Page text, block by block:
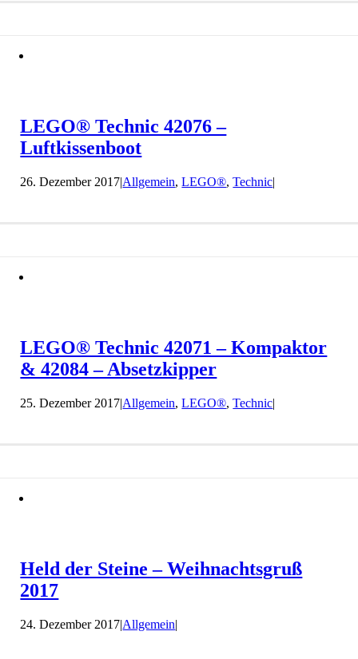
LEGO® Technic 42076 –
Luftkissenboot
26. Dezember 2017|Allgemein,LEGO®,Technic|
LEGO® Technic 42071 – Kompaktor
& 42084 – Absetzkipper
25. Dezember 2017|Allgemein,LEGO®,Technic|
Held der Steine – Weihnachtsgruß
2017
24. Dezember 2017|Allgemein|